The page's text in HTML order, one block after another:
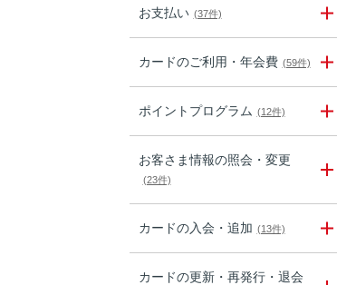
お支払い (37件)
カードのご利用・年会費 (59件)
ポイントプログラム (12件)
お客さま情報の照会・変更
(23件)
カードの入会・追加 (13件)
カードの更新・再発行・退会